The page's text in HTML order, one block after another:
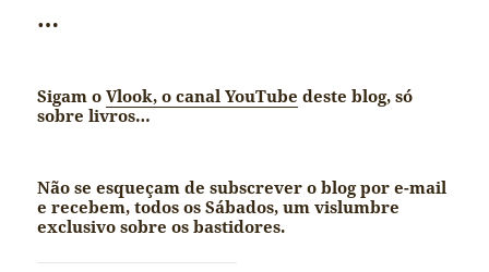
…
Sigam oVlook, o canal YouTube deste blog, só
sobre livros…
Não se esqueçam de subscrever o blog por e-mail
e recebem, todos os Sábados, um vislumbre
exclusivo sobre os bastidores.